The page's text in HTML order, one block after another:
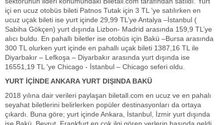
içi en ucuz otobüs bileti Patnos Tutak için 3 TL ‘ye satılırken en
ucuz uçak bileti ise yurt içinde 29,99 TL’ye Antalya –İstanbul (
Sabiha Gökçen) yurt dışında Lizbon- Madrid arasında 159,9 TL’ye
alıcı buldu. En pahallı biletler ise otobüs için Bakü –Bursa arasında
300 TL olurken yurt içinde en pahallı uçak bileti 1387,16 TL ile
Diyarbakır – Lefkoşa – Diyarbakır arasında yurt dışında ise
16551,19 TL 'ye Chicago - İstanbul – Chicago seferi oldu.
YURT İÇİNDE ANKARA YURT DIŞINDA BAKÜ
2018 yılına dair verileri paylaşan biletall.com en ucuz ve en pahalı
seyahat biletlerini belirlerken popüler destinasyonları da ortaya
çıkardı. Buna göre; yurt içinde Ankara, İstanbul, İzmir yurt dışında